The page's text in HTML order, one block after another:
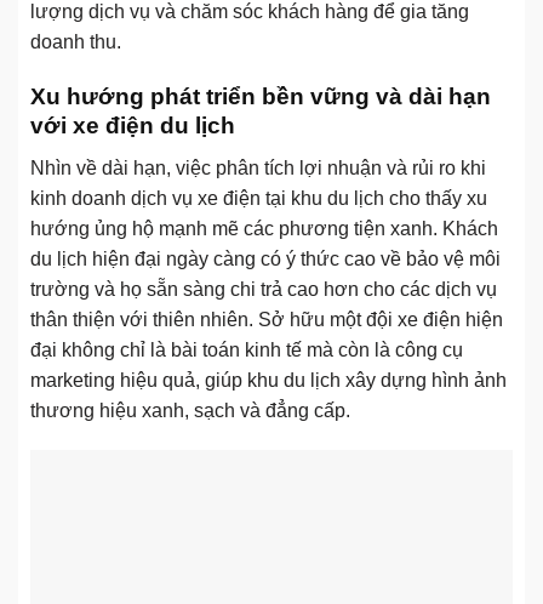
lượng dịch vụ và chăm sóc khách hàng để gia tăng
doanh thu.
Xu hướng phát triển bền vững và dài hạn
với xe điện du lịch
Nhìn về dài hạn, việc phân tích lợi nhuận và rủi ro khi
kinh doanh dịch vụ xe điện tại khu du lịch cho thấy xu
hướng ủng hộ mạnh mẽ các phương tiện xanh. Khách
du lịch hiện đại ngày càng có ý thức cao về bảo vệ môi
trường và họ sẵn sàng chi trả cao hơn cho các dịch vụ
thân thiện với thiên nhiên. Sở hữu một đội xe điện hiện
đại không chỉ là bài toán kinh tế mà còn là công cụ
marketing hiệu quả, giúp khu du lịch xây dựng hình ảnh
thương hiệu xanh, sạch và đẳng cấp.